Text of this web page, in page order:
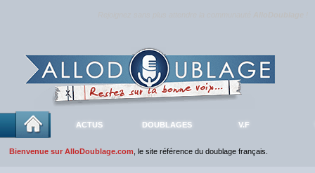
ACTUS DOUBLAGES V.F
Bienvenue sur AlloDoublage.com , le site référence du doublage français.